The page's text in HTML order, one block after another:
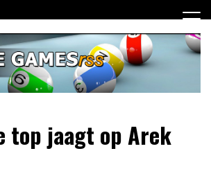
RSS
top jaagt op Arek